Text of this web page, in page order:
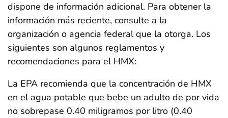
dispone de información adicional. Para obtener la
información más reciente, consulte a la
organización o agencia federal que la otorga. Los
siguientes son algunos reglamentos y
recomendaciones para el HMX:
La EPA recomienda que la concentración de HMX
en el agua potable que bebe un adulto de por vida
no sobrepase 0.40 miligramos por litro (0.40